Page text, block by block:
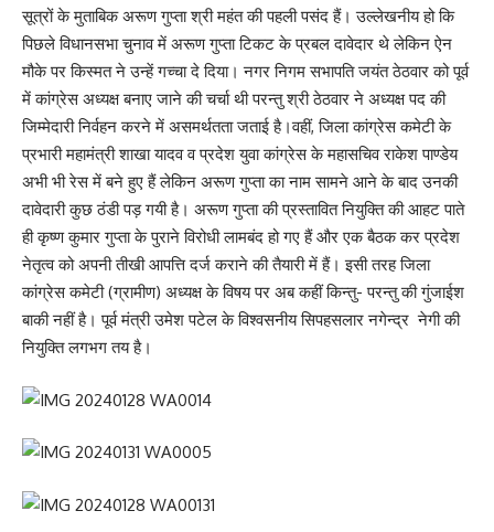
सूत्रों के मुताबिक अरूण गुप्ता श्री महंत की पहली पसंद हैं। उल्लेखनीय हो कि
पिछले विधानसभा चुनाव में अरूण गुप्ता टिकट के प्रबल दावेदार थे लेकिन ऐन
मौके पर किस्मत ने उन्हें गच्चा दे दिया। नगर निगम सभापति जयंत ठेठवार को पूर्व
में कांग्रेस अध्यक्ष बनाए जाने की चर्चा थी परन्तु श्री ठेठवार ने अध्यक्ष पद की
जिम्मेदारी निर्वहन करने में असमर्थतता जताई है।वहीं, जिला कांग्रेस कमेटी के
प्रभारी महामंत्री शाखा यादव व प्रदेश युवा कांग्रेस के महासचिव राकेश पाण्डेय
अभी भी रेस में बने हुए हैं लेकिन अरूण गुप्ता का नाम सामने आने के बाद उनकी
दावेदारी कुछ ठंडी पड़ गयी है। अरूण गुप्ता की प्रस्तावित नियुक्ति की आहट पाते
ही कृष्ण कुमार गुप्ता के पुराने विरोधी लामबंद हो गए हैं और एक बैठक कर प्रदेश
नेतृत्व को अपनी तीखी आपत्ति दर्ज कराने की तैयारी में हैं। इसी तरह जिला
कांग्रेस कमेटी (ग्रामीण) अध्यक्ष के विषय पर अब कहीं किन्तु- परन्तु की गुंजाईश
बाकी नहीं है। पूर्व मंत्री उमेश पटेल के विश्वसनीय सिपहसलार नगेन्द्र नेगी की
नियुक्ति लगभग तय है।